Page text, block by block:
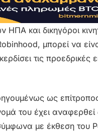
ΗΠΑ και δικηγόροι
μπορεί να
τις προεδρικές
ως
του έχει
με έκθεση του